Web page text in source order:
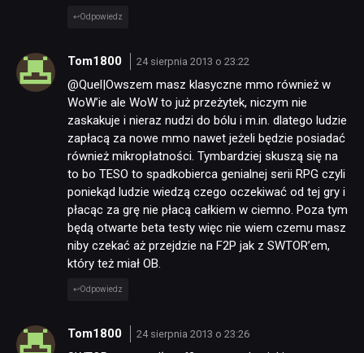
Odpowiedz
Tom1800 24 sierpnia 2013 o 23:22
@Quel|Owszem masz klasyczne mmo również w
WoW’ie ale WoW to już przeżytek, niczym nie
zaskakuje i nieraz nudzi do bólu i m.in. dlatego ludzie
zapłacą za nowe mmo nawet jeżeli będzie posiadać
również mikropłatności. Tymbardziej skuszą się na
to bo TESO to spadkobierca genialnej serii RPG czyli
poniekąd ludzie wiedzą czego oczekiwać od tej gry i
płacąc za grę nie płacą całkiem w ciemno. Poza tym
będą otwarte beta testy więc nie wiem czemu masz
niby czekać aż przejdzie na F2P jak z SWTOR’em,
który też miał OB.
Odpowiedz
Tom1800 24 sierpnia 2013 o 23:26